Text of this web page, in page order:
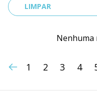
LIMPAR
Nenhuma
1 2 3 4